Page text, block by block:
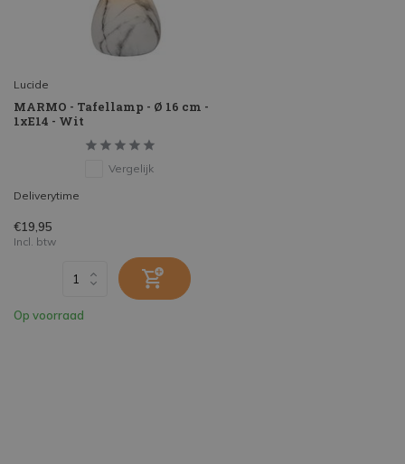
Lucide
MARMO - Tafellamp - Ø 16 cm -
1xE14 - Wit
Vergelijk
Deliverytime
€19,95
Incl. btw
Op voorraad